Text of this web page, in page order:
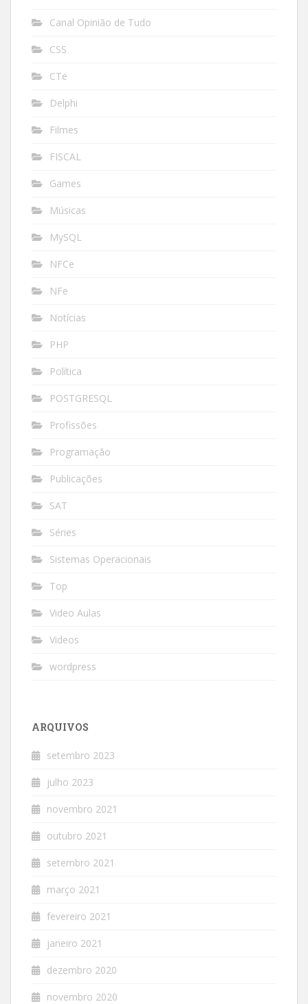
Canal Opinião de Tudo
CSS
CTe
Delphi
Filmes
FISCAL
Games
Músicas
MySQL
NFCe
NFe
Notícias
PHP
Política
POSTGRESQL
Profissões
Programação
Publicações
SAT
Séries
Sistemas Operacionais
Top
Video Aulas
Videos
wordpress
ARQUIVOS
setembro 2023
julho 2023
novembro 2021
outubro 2021
setembro 2021
março 2021
fevereiro 2021
janeiro 2021
dezembro 2020
novembro 2020